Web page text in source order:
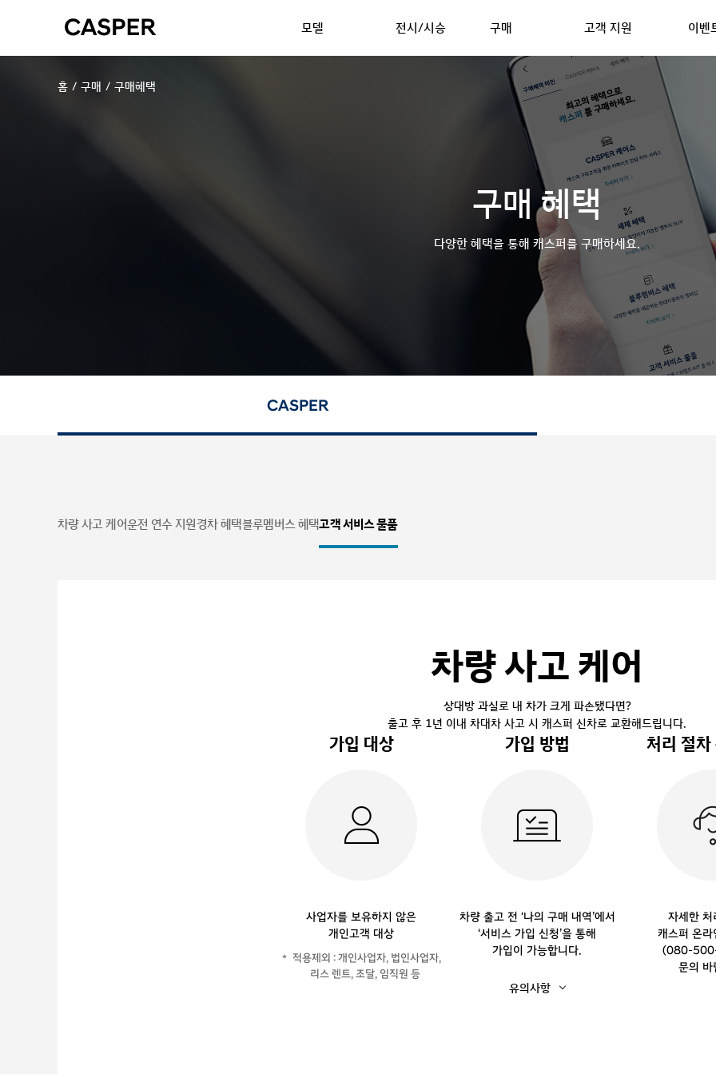
모델
2027 CASPER
내 차 만들기
영상 모델비교
전시/시승 구매
구매하기
구매 상담 신청
구매혜택
캐스퍼 리뷰
캐스퍼 굿즈
H Genuine
Accessories
고객 지원
온라인 구매 안내
캐스퍼 전기차 가이드
자주 하는 질문
올 케어 서비스 맵
이벤
홈 구매 구매혜택
구매 혜택
다양한 혜택을 통해 캐스퍼를 구매하세요.
CASPER
차량 사고 케어운전 연수 지원경차 혜택블루멤버스 혜택고객 서비스 물품
차량 사고 케어
상대방 과실로 내 차가 크게 파손됐다면?
출고 후 1년 이내 차대차 사고 시 캐스퍼 신차로 교환해드립니다.
가입 대상
사업자를 보유하지 않은
개인고객 대상
적용제외 : 개인사업자, 법인사업자,
리스 렌트, 조달, 임직원 등
가입 방법
차량 출고 전 ‘나의 구매 내역’에서
‘서비스 가입 신청’을 통해
가입이 가능합니다.
처리 절
자세한
캐스퍼 온
(080-
문의 바
유의사항